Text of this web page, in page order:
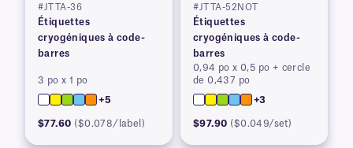
#JTTA-36
Étiquettes
cryogéniques à code-
barres
3 po x 1 po
+5
$77.60 ($0.078/label)
#JTTA-52NOT
Étiquettes
cryogéniques à code-
barres
0,94 po x 0,5 po + cercle
de 0,437 po
+3
$97.90 ($0.049/set)